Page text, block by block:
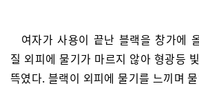
여자가 사용이 끝난 블랙을 창가에
질 외피에 물기가 마르지 않아 형광등
뜩였다. 블랙이 외피에 물기를 느끼며